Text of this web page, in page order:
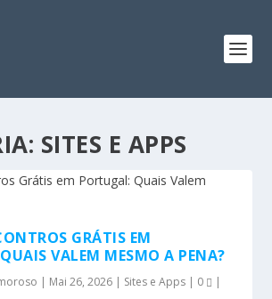
SITES E APPS
GRÁTIS EM
VALEM MESMO A PENA?
| Mai 26, 2026 | Sites e Apps | 0 |